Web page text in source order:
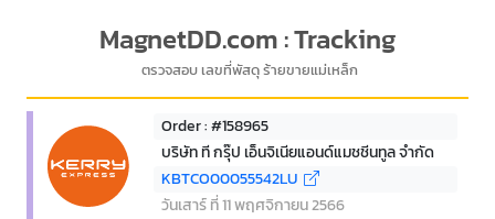
MagnetDD.com : Tracking
ตรวจสอบ เลขที่พัสดุ ร้ายขายแม่เหล็ก
Order : #158965
บริษัท ที กรุ๊ป เอ็นจิเนียแอนด์แมชชีนทูล จำกัด
KBTCO00055542LU
วันเสาร์ ที่ 11 พฤศจิกายน 2566